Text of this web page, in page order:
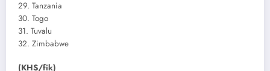
29. Tanzania
30. Togo
31. Tuvalu
32. Zimbabwe
(KHS/fik)